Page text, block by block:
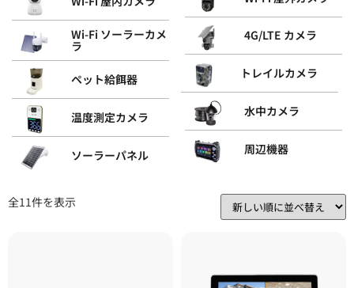
Wi-Fi ソーラーカメ
ラ
ペット給餌器
温度測定カメラ
ソーラーパネル
4G/LTE カメラ
トレイルカメラ
水中カメラ
周辺機器
全11件を表示